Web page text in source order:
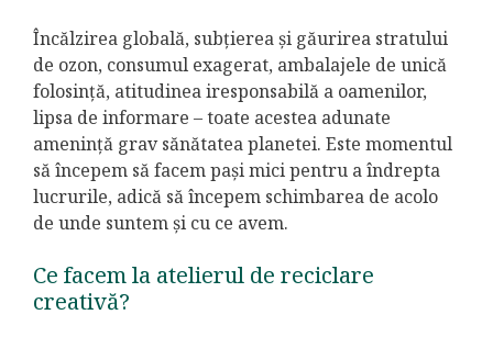
Încălzirea globală, subțierea și găurirea stratului
de ozon, consumul exagerat, ambalajele de unică
folosință, atitudinea iresponsabilă a oamenilor,
lipsa de informare – toate acestea adunate
amenință grav sănătatea planetei. Este momentul
să începem să facem pași mici pentru a îndrepta
lucrurile, adică să începem schimbarea de acolo
de unde suntem și cu ce avem.
Ce facem la atelierul de reciclare
creativă?